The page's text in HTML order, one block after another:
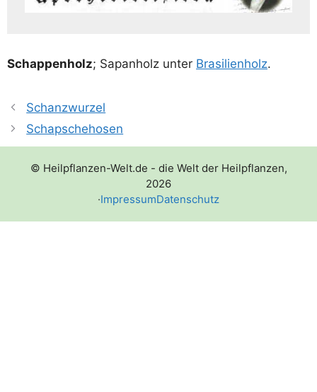
Schap­pen­holz; Sapan­holz unter Bra­si­li­en­holz.
Schanzwurzel
Schapschehosen
© Heilpflanzen-Welt.de - die Welt der Heilpflanzen,
2026
·ImpressumDatenschutz